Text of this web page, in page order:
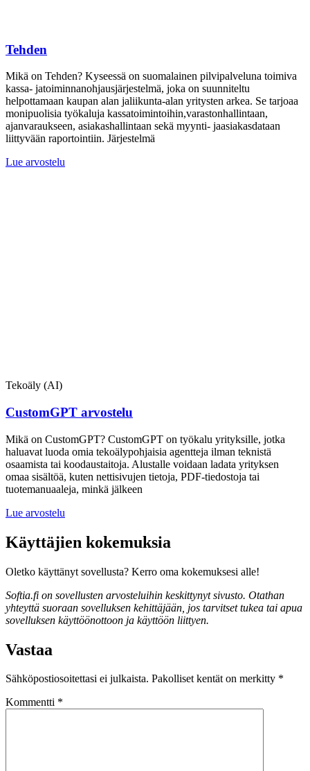
Tehden
Mikä on Tehden? Kyseessä on suomalainen pilvipalveluna toimiva
kassa- jatoiminnanohjausjärjestelmä, joka on suunniteltu
helpottamaan kaupan alan jaliikunta-alan yritysten arkea. Se tarjoaa
monipuolisia työkaluja kassatoimintoihin,varastonhallintaan,
ajanvaraukseen, asiakashallintaan sekä myynti- jaasiakasdataan
liittyvään raportointiin. Järjestelmä
Lue arvostelu
Tekoäly (AI)
CustomGPT arvostelu
Mikä on CustomGPT? CustomGPT on työkalu yrityksille, jotka
haluavat luoda omia tekoälypohjaisia agentteja ilman teknistä
osaamista tai koodaustaitoja. Alustalle voidaan ladata yrityksen
omaa sisältöä, kuten nettisivujen tietoja, PDF-tiedostoja tai
tuotemanuaaleja, minkä jälkeen
Lue arvostelu
Käyttäjien kokemuksia
Oletko käyttänyt sovellusta? Kerro oma kokemuksesi alle!
Softia.fi on sovellusten arvosteluihin keskittynyt sivusto. Otathan
yhteyttä suoraan sovelluksen kehittäjään, jos tarvitset tukea tai apua
sovelluksen käyttöönottoon ja käyttöön liittyen.
Vastaa
Sähköpostiosoitettasi ei julkaista. Pakolliset kentät on merkitty *
Kommentti *